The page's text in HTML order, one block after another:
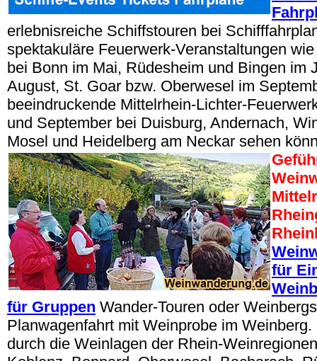
erlebnisreiche Schiffstouren bei
spektakuläre Feuerwerk-Veranstaltungen
bei Bonn im Mai, Rüdesheim und Bingen im
August, St. Goar bzw. Oberwesel im
beeindruckende Mittelrhein-Lichter-
und September bei Duisburg, Andernach,
Mosel und Heidelberg am Neckar sehen
für
für Gruppen Wander-Touren oder
Planwagenfahrt mit Weinprobe im
durch die Weinlagen der Rhein-